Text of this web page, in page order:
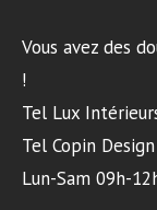
Vous avez des
!
Tel Lux
Tel Copin
Lun-Sam 09h-